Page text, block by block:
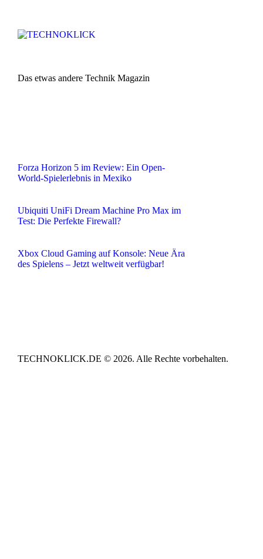
Das etwas andere Technik Magazin
Forza Horizon 5 im Review: Ein Open-
World-Spielerlebnis in Mexiko
Ubiquiti UniFi Dream Machine Pro Max im
Test: Die Perfekte Firewall?
Xbox Cloud Gaming auf Konsole: Neue Ära
des Spielens – Jetzt weltweit verfügbar!
TECHNOKLICK.DE © 2026. Alle Rechte vorbehalten.